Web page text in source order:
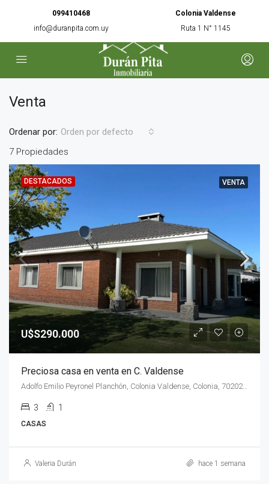
099410468
info@duranpita.com.uy
Colonia Valdense
Ruta 1 N° 1145
Venta
7 Propiedades
Ordenar por: Orden por defecto
DESTACADOS VENTA
U$S290.000
Preciosa casa en venta en C. Valdense
3 1
CASAS
Valeria Durán hace 1 semana